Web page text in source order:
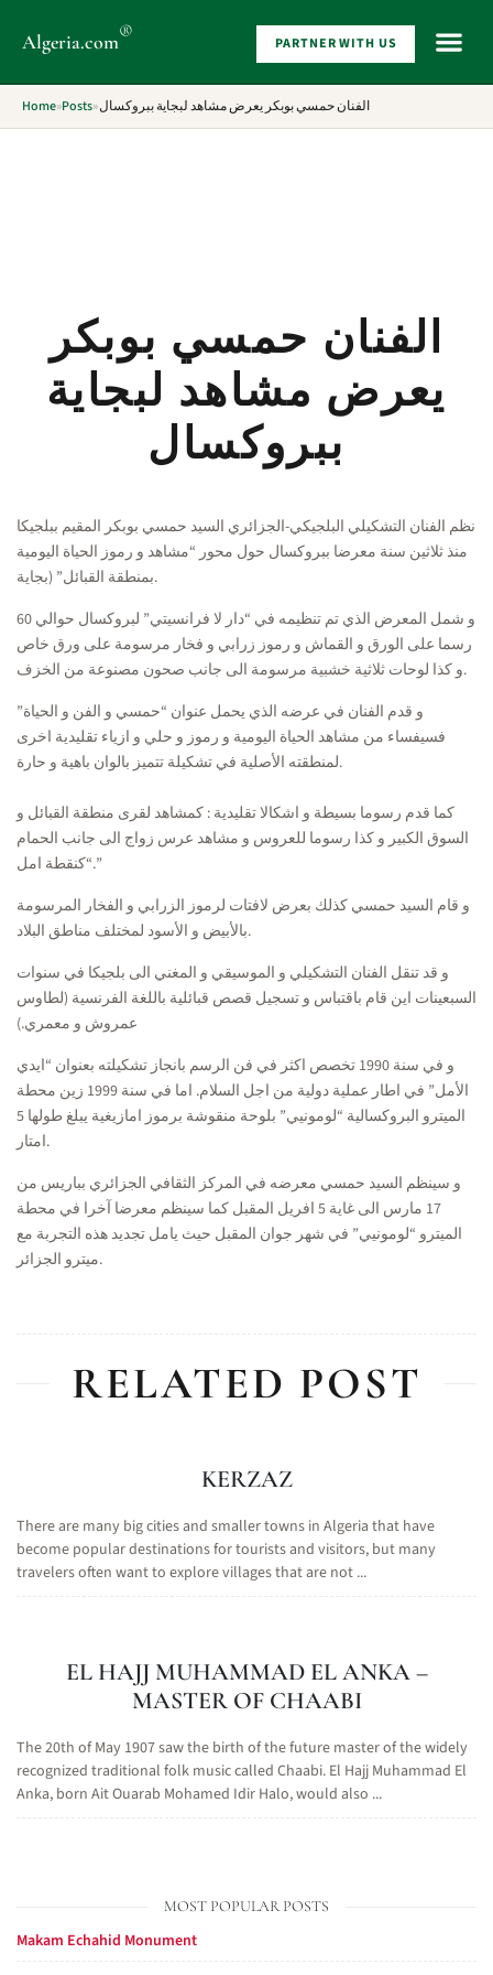
Algeria.com® PARTNER WITH US
Home»Posts»الفنان حمسي بوبكر يعرض مشاهد لبجاية ببروكسال
الفنان حمسي بوبكر
يعرض مشاهد لبجاية
ببروكسال
نظم الفنان التشكيلي البلجيكي-الجزائري السيد حمسي بوبكر المقيم ببلجيكا
منذ ثلاثين سنة معرضا ببروكسال حول محور “مشاهد و رموز الحياة اليومية
بمنطقة القبائل” (بجاية.
و شمل المعرض الذي تم تنظيمه في “دار لا فرانسيتي” لبروكسال حوالي 60
رسما على الورق و القماش و رموز زرابي و فخار مرسومة على ورق خاص
و كذا لوحات ثلاثية خشبية مرسومة الى جانب صحون مصنوعة من الخزف.
و قدم الفنان في عرضه الذي يحمل عنوان “حمسي و الفن و الحياة”
فسيفساء من مشاهد الحياة اليومية و رموز و حلي و ازياء تقليدية اخرى
لمنطقته الأصلية في تشكيلة تتميز بالوان باهية و حارة.
كما قدم رسوما بسيطة و اشكالا تقليدية : كمشاهد لقرى منطقة القبائل و
السوق الكبير و كذا رسوما للعروس و مشاهد عرس زواج الى جانب الحمام
“كنقطة امل.”
و قام السيد حمسي كذلك بعرض لافتات لرموز الزرابي و الفخار المرسومة
بالأبيض و الأسود لمختلف مناطق البلاد.
و قد تنقل الفنان التشكيلي و الموسيقي و المغني الى بلجيكا في سنوات
السبعينات اين قام باقتباس و تسجيل قصص قبائلية باللغة الفرنسية (لطاوس
عمروش و معمري.)
و في سنة 1990 تخصص اكثر في فن الرسم بانجاز تشكيلته بعنوان “ايدي
الأمل” في اطار عملية دولية من اجل السلام. اما في سنة 1999 زين محطة
الميترو البروكسالية “لومونيي” بلوحة منقوشة برموز امازيغية يبلغ طولها 5
امتار.
و سينظم السيد حمسي معرضه في المركز الثقافي الجزائري بباريس من
17 مارس الى غاية 5 افريل المقبل كما سينظم معرضا آخرا في محطة
الميترو “لومونيي” في شهر جوان المقبل حيث يامل تجديد هذه التجربة مع
ميترو الجزائر.
RELATED POST
KERZAZ
There are many big cities and smaller towns in Algeria that have
become popular destinations for tourists and visitors, but many
travelers often want to explore villages that are not ...
EL HAJJ MUHAMMAD EL ANKA –
MASTER OF CHAABI
The 20th of May 1907 saw the birth of the future master of the widely
recognized traditional folk music called Chaabi. El Hajj Muhammad El
Anka, born Ait Ouarab Mohamed Idir Halo, would also ...
MOST POPULAR POSTS
Makam Echahid Monument